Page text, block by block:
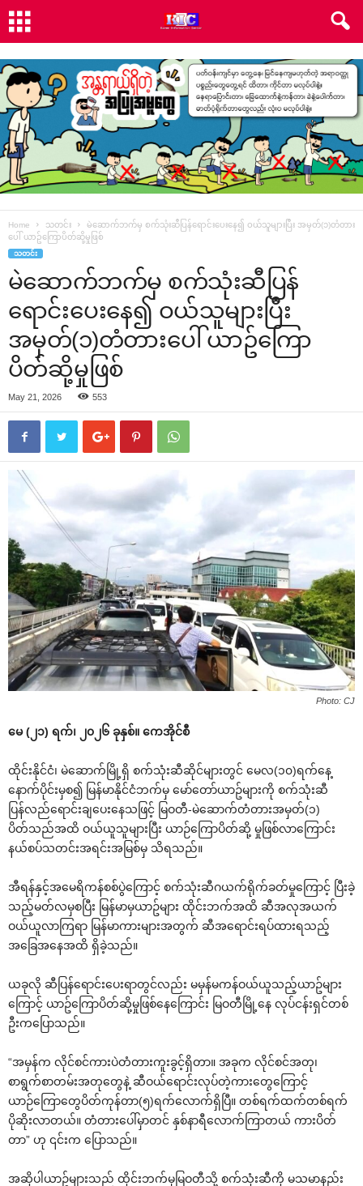
Home သတင်း
မဲဆောက်ဘက်မှ စက်သုံးဆီပြန်ရောင်းပေးနေ၍ ဝယ်သူများပြီး အမှတ်(၁)တံတား
ပေါ် ယာဥ်ကြောပိတ်ဆို့မှုဖြစ်
သတင်း
မဲဆောက်ဘက်မှ စက်သုံးဆီပြန်
ရောင်းပေးနေ၍ ဝယ်သူများပြီး
အမှတ်(၁)တံတားပေါ် ယာဥ်ကြော
ပိတ်ဆို့မှုဖြစ်
May 21, 2026 553
Photo: CJ
မေ (၂၁) ရက်၊ ၂၀၂၆ ခုနှစ်။ ကေအိုင်စီ
ထိုင်းနိုင်ငံ၊ မဲဆောက်မြို့ရှိ စက်သုံးဆီဆိုင်များတွင် မေလ(၁၀)ရက်နေ့
နောက်ပိုင်းမှစ၍ မြန်မာနိုင်ငံဘက်မှ မော်တော်ယာဥ်များကို စက်သုံးဆီ
ပြန်လည်ရောင်းချပေးနေသဖြင့် မြဝတီ-မဲဆောက်တံတားအမှတ်(၁)
ပိတ်သည်အထိ ဝယ်ယူသူများပြီး ယာဉ်ကြောပိတ်ဆို့ မှုဖြစ်လာကြောင်း
နယ်စပ်သတင်းအရင်းအမြစ်မှ သိရသည်။
အီရန်နှင့်အမေရိကန်စစ်ပွဲကြောင့် စက်သုံးဆီဂယက်ရိုက်ခတ်မှုကြောင့် ပြီးခဲ့
သည့်မတ်လမှစပြီး မြန်မာမှယာဥ်များ ထိုင်းဘက်အထိ ဆီအလုအယက်
ဝယ်ယူလာကြရာ မြန်မာကားများအတွက် ဆီအရောင်းရပ်ထားရသည့်
အခြေအနေအထိ ရှိခဲ့သည်။
ယခုလို ဆီပြန်ရောင်းပေးရာတွင်လည်း မမှန်မကန်ဝယ်ယူသည့်ယာဥ်များ
ကြောင့် ယာဥ်ကြောပိတ်ဆို့မှုဖြစ်နေကြောင်း မြဝတီမြို့နေ လုပ်ငန်းရှင်တစ်
ဦးကပြောသည်။
“အမှန်က လိုင်စင်ကားပဲတံတားကူးခွင့်ရှိတာ။ အခုက လိုင်စင်အတု၊
စာရွက်စာတမ်းအတုတွေနဲ့ ဆီဝယ်ရောင်းလုပ်တဲ့ကားတွေကြောင့်
ယာဉ်ကြောတွေပိတ်ကုန်တာ(၅)ရက်လောက်ရှိပြီ။ တစ်ရက်ထက်တစ်ရက်
ပိုဆိုးလာတယ်။ တံတားပေါ်မှာတင် နှစ်နာရီလောက်ကြာတယ် ကားပိတ်
တာ” ဟု ၎င်းက ပြောသည်။
အဆိုပါယာဥ်များသည် ထိုင်းဘက်မှမြဝတီသို့ စက်သုံးဆီကို မသမာနည်း